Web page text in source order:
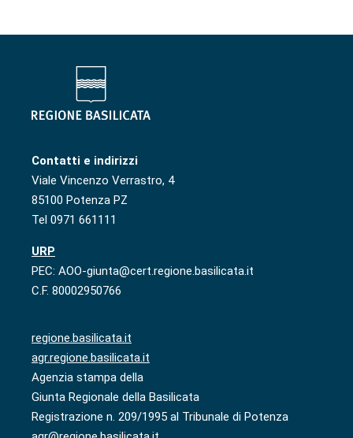
Contatti e indirizzi
Viale Vincenzo Verrastro, 4
85100 Potenza PZ
Tel 0971 661111
URP
PEC: AOO-giunta@cert.regione.basilicata.it
C.F. 80002950766
regione.basilicata.it
agr.regione.basilicata.it
Agenzia stampa della
Giunta Regionale della Basilicata
Registrazione n. 209/1995 al Tribunale di Potenza